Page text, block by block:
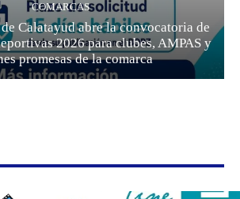
COMARCAS
Calatayud abre la convocatoria de
2026 para clubes, AMPAS y
promesas de la comarca